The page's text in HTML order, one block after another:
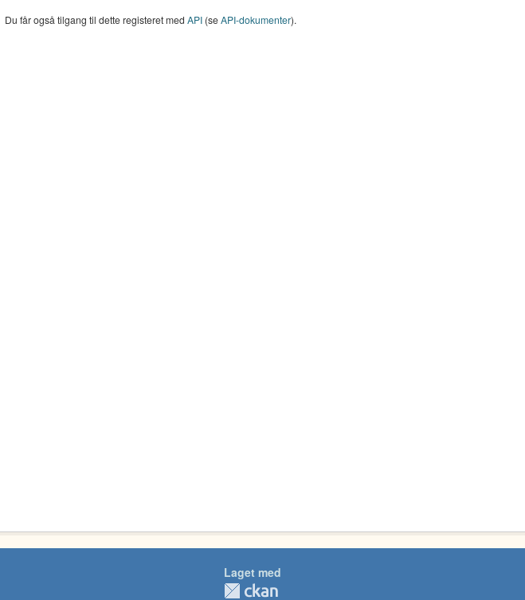
Du får også tilgang til dette registeret med API(seAPI-dokumenter).
Laget med